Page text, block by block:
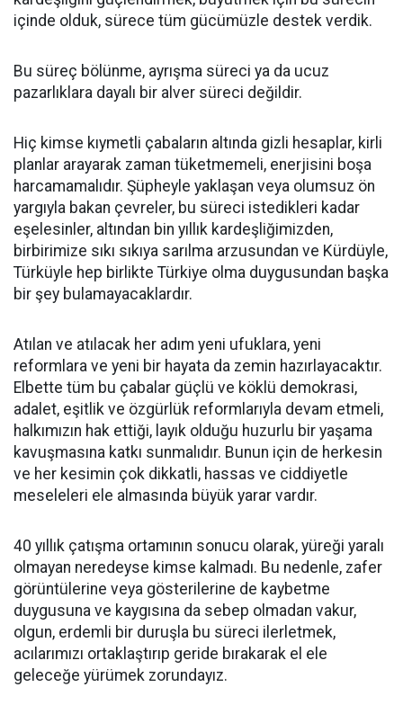
içinde olduk, sürece tüm gücümüzle destek verdik.
Bu süreç bölünme, ayrışma süreci ya da ucuz
pazarlıklara dayalı bir alver süreci değildir.
Hiç kimse kıymetli çabaların altında gizli hesaplar, kirli
planlar arayarak zaman tüketmemeli, enerjisini boşa
harcamamalıdır. Şüpheyle yaklaşan veya olumsuz ön
yargıyla bakan çevreler, bu süreci istedikleri kadar
eşelesinler, altından bin yıllık kardeşliğimizden,
birbirimize sıkı sıkıya sarılma arzusundan ve Kürdüyle,
Türküyle hep birlikte Türkiye olma duygusundan başka
bir şey bulamayacaklardır.
Atılan ve atılacak her adım yeni ufuklara, yeni
reformlara ve yeni bir hayata da zemin hazırlayacaktır.
Elbette tüm bu çabalar güçlü ve köklü demokrasi,
adalet, eşitlik ve özgürlük reformlarıyla devam etmeli,
halkımızın hak ettiği, layık olduğu huzurlu bir yaşama
kavuşmasına katkı sunmalıdır. Bunun için de herkesin
ve her kesimin çok dikkatli, hassas ve ciddiyetle
meseleleri ele almasında büyük yarar vardır.
40 yıllık çatışma ortamının sonucu olarak, yüreği yaralı
olmayan neredeyse kimse kalmadı. Bu nedenle, zafer
görüntülerine veya gösterilerine de kaybetme
duygusuna ve kaygısına da sebep olmadan vakur,
olgun, erdemli bir duruşla bu süreci ilerletmek,
acılarımızı ortaklaştırıp geride bırakarak el ele
geleceğe yürümek zorundayız.